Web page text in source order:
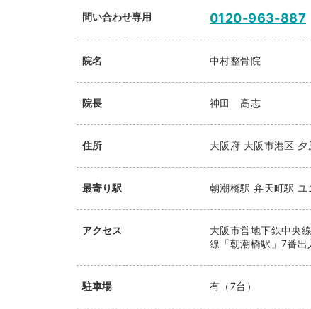
問い合わせ専用 0120-963-887
院名 中村整骨院
院長 神田 高志
住所 大阪府 大阪市港区 夕
最寄り駅 朝潮橋駅 弁天町駅 ユ
アクセス
大阪市営地下鉄中央
線「朝潮橋駅」7番
駐車場 有（7台）